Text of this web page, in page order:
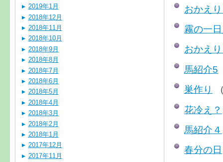
おかえ
霧の一
おかえ
馬紹介5
巣作り
花冷え？
馬紹介４
春分の日
2019年1月
2018年12月
2018年11月
2018年10月
2018年9月
2018年8月
2018年7月
2018年6月
2018年5月
2018年4月
2018年3月
2018年2月
2018年1月
2017年12月
2017年11月